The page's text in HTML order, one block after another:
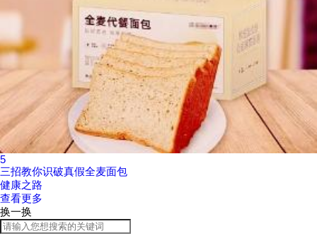
5
三招教你识破真假全麦面包
健康之路
查看更多
换一换